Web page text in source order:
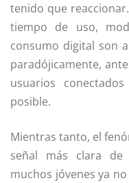
tenido que
tiempo de uso,
consumo digital son
paradójicamente,
usuarios
posible.
Mientras tanto, el
señal más clara de
muchos jóvenes ya